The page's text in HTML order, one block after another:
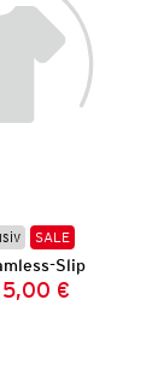
SALE
Slip
Preis:
Preis:
5,00 €